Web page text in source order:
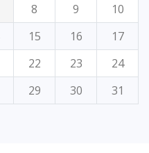
8 9
10
15 16
17
22 23
24
29 30 31